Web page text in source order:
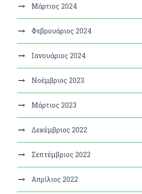
Μάρτιος 2024
Φεβρουάριος 2024
Ιανουάριος 2024
Νοέμβριος 2023
Μάρτιος 2023
Δεκέμβριος 2022
Σεπτέμβριος 2022
Απρίλιος 2022